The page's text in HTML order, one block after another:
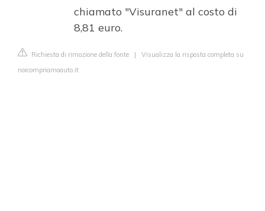
chiamato "Visuranet" al costo di
8,81 euro.
Richiesta di rimozione della fonte | Visualizza la risposta completa su
noicompriamoauto.it